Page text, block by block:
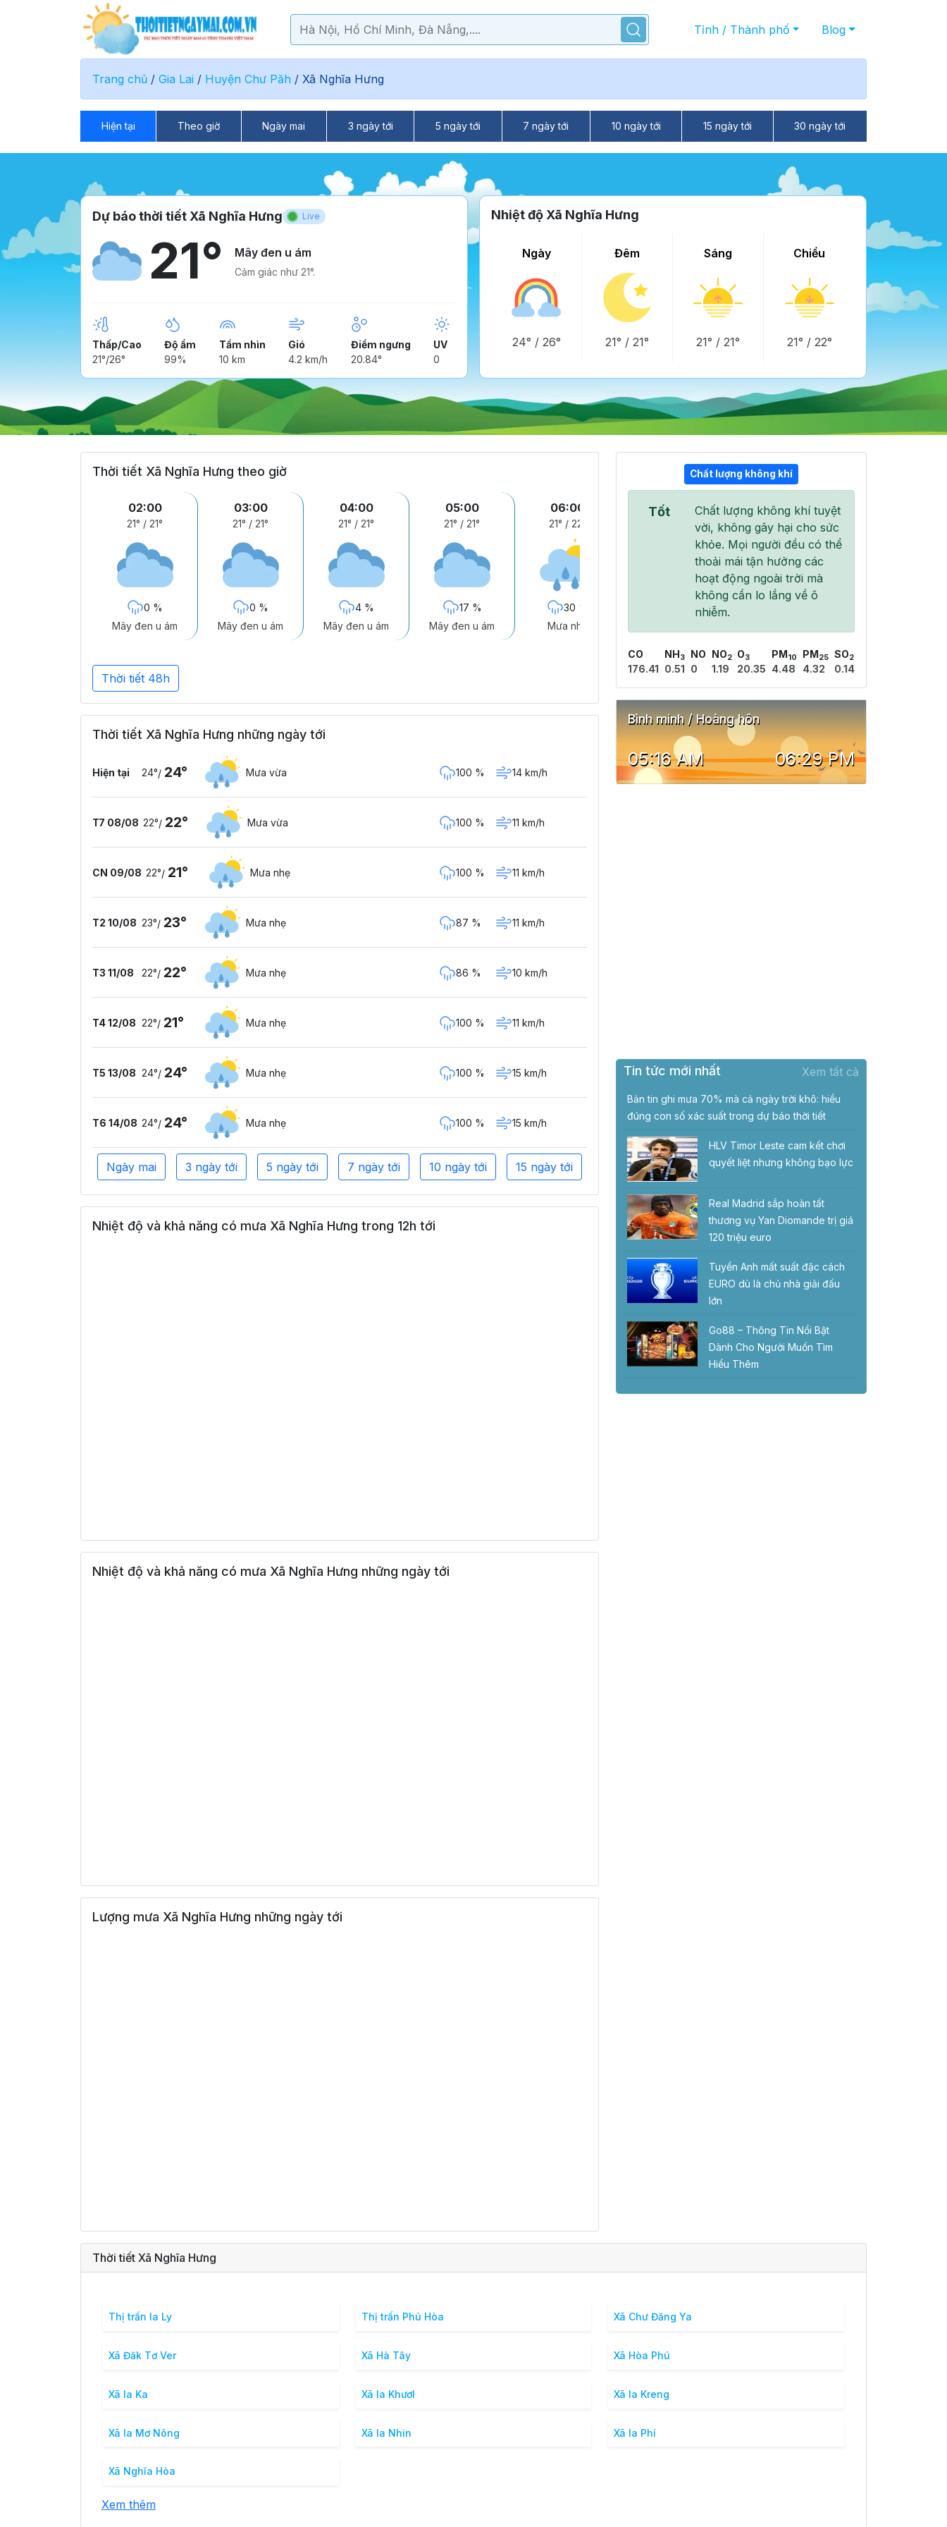
Tỉnh / Thành phố Blog
Trang chủ / Gia Lai / Huyện Chư Păh / Xã Nghĩa Hưng
Hiện tại Theo giờ Ngày mai 3 ngày tới 5 ngày tới 7 ngày tới 10 ngày tới 15 ngày tới 30 ngày tới
Dự báo thời tiết Xã Nghĩa Hưng Live
21° Mây đen u ám
Cảm giác như 21°.
Thấp/Cao
21°/26°
Độ ẩm
99%
Tầm nhìn
10 km
Gió
4.2 km/h
Điểm ngưng
20.84°
UV
0
Nhiệt độ Xã Nghĩa Hưng
Ngày
24° / 26°
Đêm
21° / 21°
Sáng
21° / 21°
Chiều
21° / 22°
Thời tiết Xã Nghĩa Hưng theo giờ
02:00
21° / 21°
0 %
Mây đen u ám
03:00
21° / 21°
0 %
Mây đen u ám
04:00
21° / 21°
4 %
Mây đen u ám
05:00
21° / 21°
17 %
Mây đen u ám
06:00
21° / 22°
30 %
Mưa nhẹ
07:00 08:00
22° /22°
Thời tiết 48h
Thời tiết Xã Nghĩa Hưng những ngày tới
Hiện tại 24°/ 24° Mưa vừa 100 % 14 km/h
T7 08/08 22°/ 22° Mưa vừa 100 % 11 km/h
CN 09/08 22°/ 21° Mưa nhẹ 100 % 11 km/h
T2 10/08 23°/ 23° Mưa nhẹ 87 % 11 km/h
T3 11/08 22°/ 22° Mưa nhẹ 86 % 10 km/h
T4 12/08 22°/ 21° Mưa nhẹ 100 % 11 km/h
T5 13/08 24°/ 24° Mưa nhẹ 100 % 15 km/h
T6 14/08 24°/ 24° Mưa nhẹ 100 % 15 km/h
Ngày mai 3 ngày tới 5 ngày tới 7 ngày tới 10 ngày tới 15 ngày tới
Nhiệt độ và khả năng có mưa Xã Nghĩa Hưng trong 12h tới
Nhiệt độ và khả năng có mưa Xã Nghĩa Hưng những ngày tới
Lượng mưa Xã Nghĩa Hưng những ngày tới
Chất lượng không khí
Tốt
Chất lượng không khí tuyệt
vời, không gây hại cho sức
khỏe. Mọi người đều có thể
thoải mái tận hưởng các
hoạt động ngoài trời mà
không cần lo lắng về ô
nhiễm.
CO
176.41
NH 3
0.51
NO
0
NO2
1.19
O3
20.35
PM 10
4.48
PM 25
4.32
SO2
0.14
Bình minh / Hoàng hôn
05:16 AM 06:29 PM
Tin tức mới nhất Xem tất cả
Bản tin ghi mưa 70% mà cả ngày trời khô: hiểu
đúng con số xác suất trong dự báo thời tiết
HLV Timor Leste cam kết chơi
quyết liệt nhưng không bạo lực
Real Madrid sắp hoàn tất
thương vụ Yan Diomande trị giá
120 triệu euro
Tuyển Anh mất suất đặc cách
EURO dù là chủ nhà giải đấu
lớn
Go88 – Thông Tin Nổi Bật
Dành Cho Người Muốn Tìm
Hiểu Thêm
Thời tiết Xã Nghĩa Hưng
Thị trấn Ia Ly Thị trấn Phú Hòa Xã Chư Đăng Ya
Xã Đăk Tơ Ver Xã Hà Tây Xã Hòa Phú
Xã Ia Ka Xã Ia Khươl Xã Ia Kreng
Xã Ia Mơ Nông Xã Ia Nhin Xã Ia Phí
Xã Nghĩa Hòa
Xem thêm